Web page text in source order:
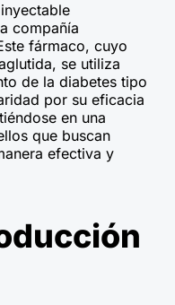
compañía
fármaco, cuyo
se utiliza
de la diabetes tipo
por su eficacia
en una
que buscan
efectiva y